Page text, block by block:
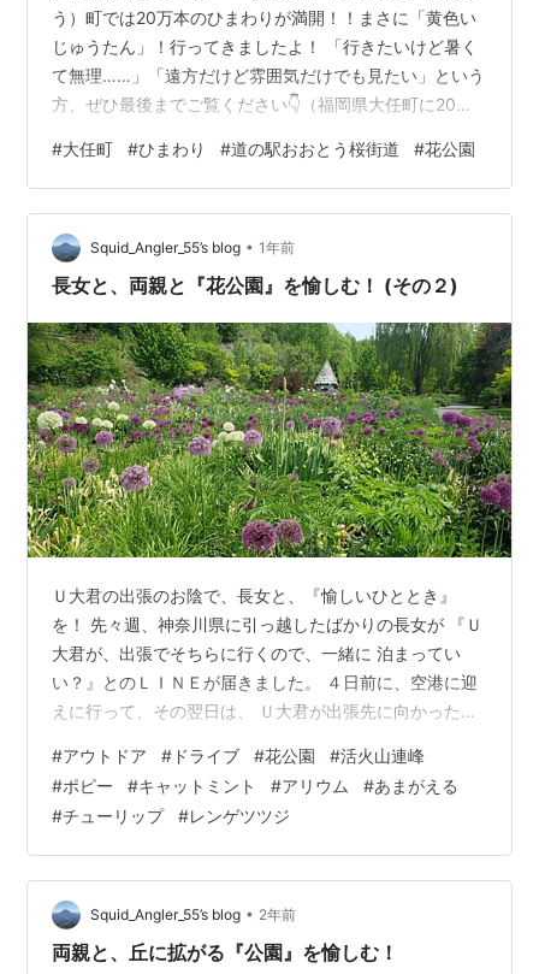
う）町では20万本のひまわりが満開！！まさに「黄色い
じゅうたん」！行ってきましたよ！ 「行きたいけど暑く
て無理……」「遠方だけど雰囲気だけでも見たい」という
方、ぜひ最後までご覧ください👇（福岡県大任町に20万
ち）にある、道の駅「おおとう桜街道」に隣接する「花
公園」。 およそ1.2ヘクタールの敷地に、約20万本のひま
わりが咲き誇り、まるで絵本の中に入り込んだような景
色が広がっていました。 ひまわり畑の中央部分には高さ
8メートルの展望台があります。 展望台から見渡す20万
#大任町 #ひまわり #道の駅おおとう桜街道 #花公園
Squid_Angler_55’s blog • 1年前
長女と、両親と『花公園』を愉しむ！ (その２)
Ｕ大君の出張のお陰で、長女と、『愉しいひととき』
を！ 先々週、神奈川県に引っ越したばかりの長女が 『Ｕ
大君が、出張でそちらに行くので、一緒に 泊まってい
い？』とのＬＩＮＥが届きました。 ４日前に、空港に迎
えに行って、その翌日は、 Ｕ大君が出張先に向かった
て一昨日は、長女と両親と、お気に入りの 『花公園』に
行ってきました。朝６時に出発して、２時間で『活火山
連峰』が 迎えてくれました。休憩を兼ねて、もう１ヶ所
の『花公園』に立ち 寄ると『ポピー』や『キャットミン
ト』が見頃 でした。そこから２０分程で、見晴らしのよ
い『丘』に 着きました。真っ直ぐ続…
#アウトドア # ドライブ #花公園 #活火山連峰
#ポピー #キャットミント #アリウム #あまがえる
#チューリップ #レンゲツツジ
Squid_Angler_55’s blog • 2年前
両親と、丘に拡がる『公園』を愉しむ！